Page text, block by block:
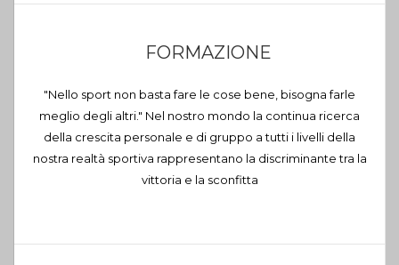
FORMAZIONE
"Nello sport non basta fare le cose bene, bisogna farle
meglio degli altri." Nel nostro mondo la continua ricerca
della crescita personale e di gruppo a tutti i livelli della
nostra realtà sportiva rappresentano la discriminante tra la
vittoria e la sconfitta